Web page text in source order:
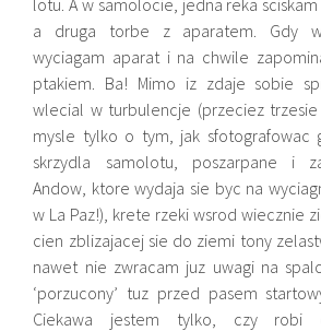
lotu. A w samolocie, jedna reka
a druga torbe z aparatem. Gdy
wyciagam aparat i na chwile
ptakiem. Ba! Mimo iz zdaje sobie
wlecial w turbulencje (przeciez
mysle tylko o tym, jak sfotografowac
skrzydla samolotu, poszarpane i
Andow, ktore wydaja sie byc na
w La Paz!), krete rzeki wsrod wiecznie
cien zblizajacej sie do ziemi tony
nawet nie zwracam juz uwagi na
‘porzucony’ tuz przed pasem
Ciekawa jestem tylko, czy robi